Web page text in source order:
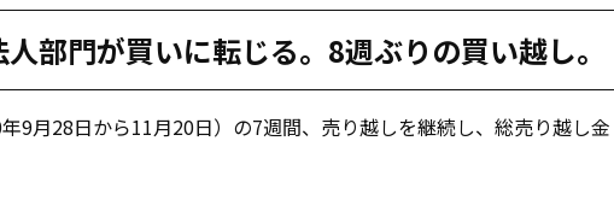
部門が買いに転じる。8週ぶりの買い越し。
9月28日から11月20日）の7週間、売り越しを継続し、総売り越し金